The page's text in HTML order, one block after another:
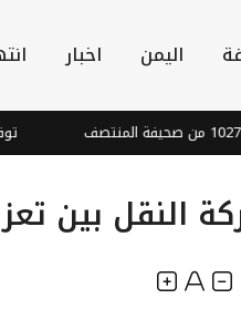
اليمن اخبار
النقل بين